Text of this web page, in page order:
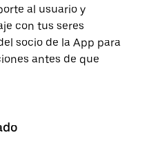
al usuario y
con tus seres
socio de la App para
antes de que